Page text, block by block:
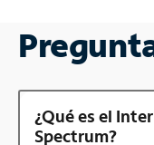
¿Qué es el
Spectrum?